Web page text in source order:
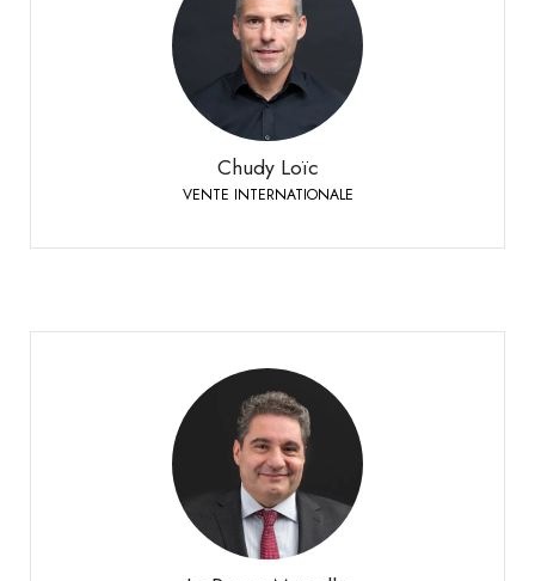
Chudy Loïc
VENTE INTERNATIONALE
Chudy Loïc
VENTE INTERNATIONALE
Téléphone:
+41 79 524 72 19
La Rocca Marcello
TESSIN & SUISSE ALÉMANIQUE
Responsable de ventes Suisse allemande & Tessin
Mobile:
+41 79 447 94 48